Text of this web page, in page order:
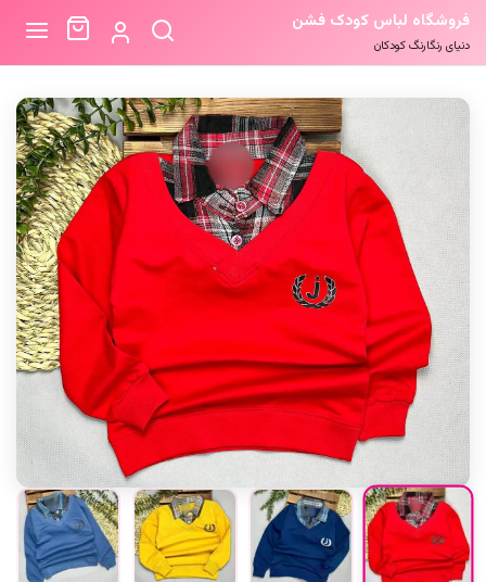
فروشگاه لباس کودک فشن
دنیای رنگارنگ کودکان